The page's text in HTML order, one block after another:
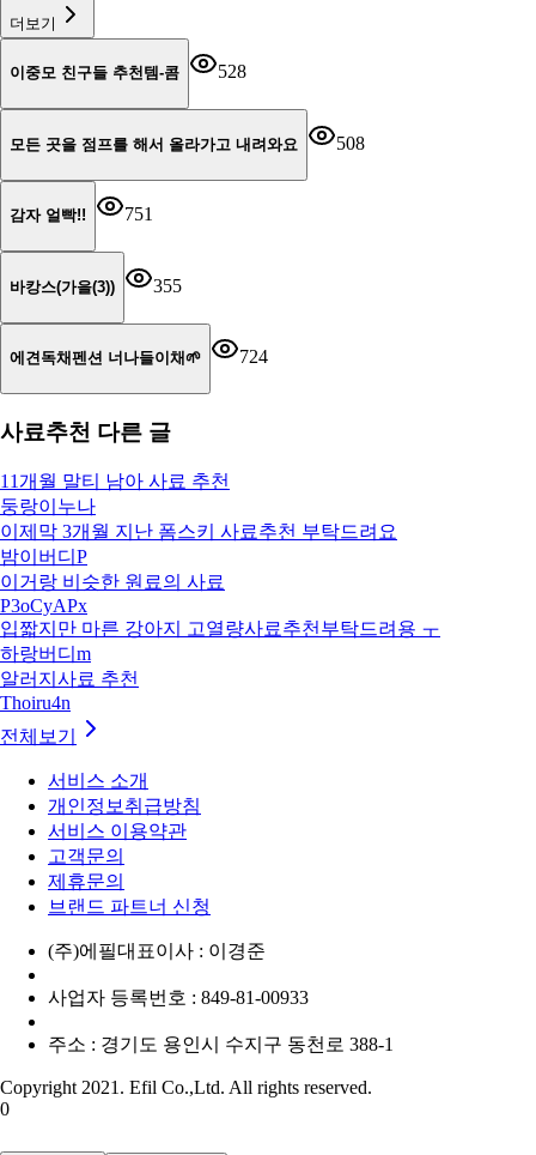
더보기
이중모 친구들 추천템-콤 528
모든 곳을 점프를 해서 올라가고 내려와요 508
감자 얼빡!! 751
바캉스(가을(3)) 355
에견독채펜션 너나들이채🌱 724
사료추천 다른 글
11개월 말티 남아 사료 추천
둥랑이누나
이제막 3개월 지난 폼스키 사료추천 부탁드려요
밤이버디P
이거랑 비슷한 원료의 사료
P3oCyAPx
입짧지만 마른 강아지 고열량사료추천부탁드려용 ㅜ
하랑버디m
알러지사료 추천
Thoiru4n
전체보기
서비스 소개
개인정보취급방침
서비스 이용약관
고객문의
제휴문의
브랜드 파트너 신청
(주)에필대표이사 : 이경준
사업자 등록번호 : 849-81-00933
주소 : 경기도 용인시 수지구 동천로 388-1
Copyright 2021. Efil Co.,Ltd. All rights reserved.
0